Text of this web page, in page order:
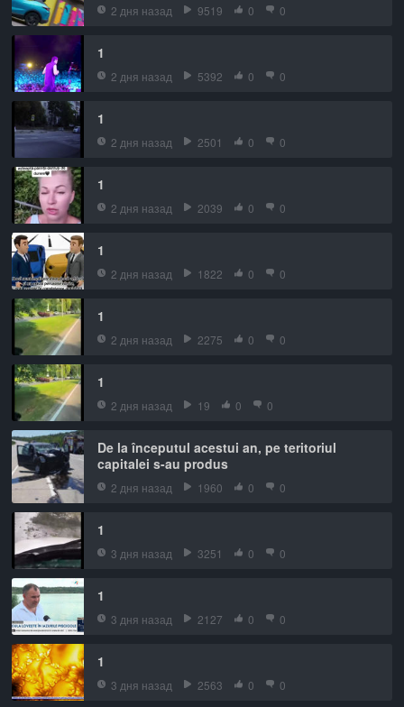
2 дня назад 9519 0 0
1
2 дня назад 5392 0 0
1
2 дня назад 2501 0 0
1
2 дня назад 2039 0 0
1
2 дня назад 1822 0 0
1
2 дня назад 2275 0 0
1
2 дня назад 19 0 0
De la începutul acestui an, pe teritoriul
capitalei s-au produs
2 дня назад 1960 0 0
1
3 дня назад 3251 0 0
1
3 дня назад 2127 0 0
1
3 дня назад 2563 0 0